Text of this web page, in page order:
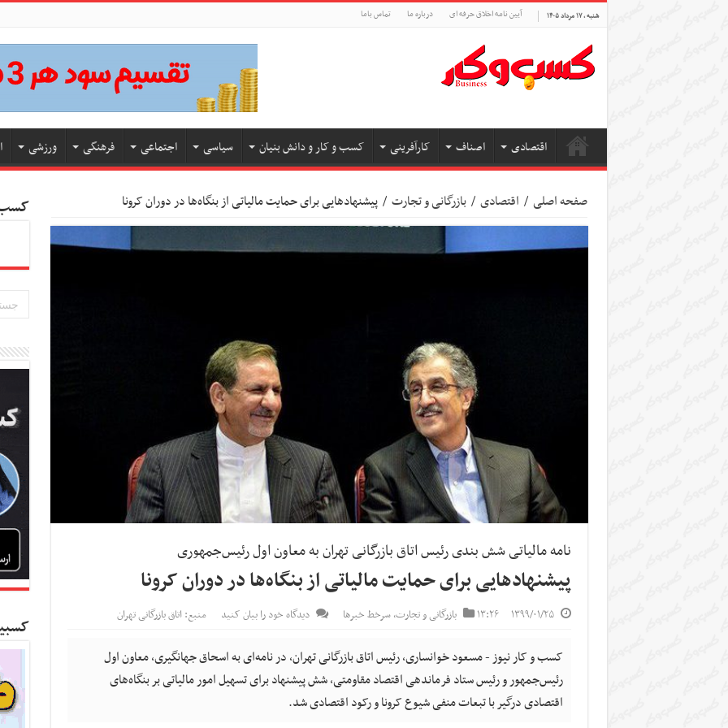
شنبه , ۱۷ مرداد ۱۴۰۵ آیین نامه اخلاق حرفه ای درباره ما تماس باما
اقتصادی اصناف کارآفرینی کسب و کار و دانش بنیان سیاسی اجتماعی فرهنگی ورزشی
صفحه اصلی / اقتصادی / بازرگانی و تجارت / پیشنهادهایی برای حمایت مالیاتی از بنگاه‌ها در دوران کرونا
نامه مالیاتی شش بندی رئیس اتاق بازرگانی تهران به معاون اول رئیس‌جمهوری
پیشنهادهایی برای حمایت مالیاتی از بنگاه‌ها در دوران کرونا
۱۳۹۹/۰۱/۲۵ ۱۳:۲۶ بازرگانی و تجارت,سرخط خبرها دیدگاه خود را بیان کنید منبع: اتاق بازرگانی تهران
کسب و کار نیوز - مسعود خوانساری، رئیس اتاق بازرگانی تهران، در نامه‌ای به اسحاق جهانگیری، معاون اول
رئیس‌جمهور و رئیس ستاد فرماندهی اقتصاد مقاومتی، شش پیشنهاد برای تسهیل امور مالیاتی بر بنگاه‌های
اقتصادی درگیر با تبعات منفی شیوع کرونا و رکود اقتصادی شد.
کسب